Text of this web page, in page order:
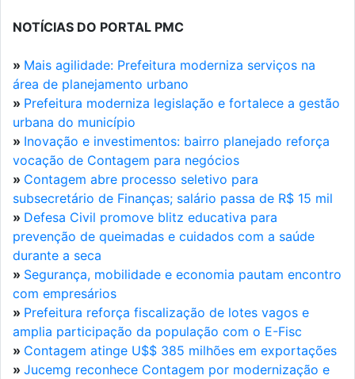
NOTÍCIAS DO PORTAL PMC
» Mais agilidade: Prefeitura moderniza serviços na
área de planejamento urbano
» Prefeitura moderniza legislação e fortalece a gestão
urbana do município
» Inovação e investimentos: bairro planejado reforça
vocação de Contagem para negócios
» Contagem abre processo seletivo para
subsecretário de Finanças; salário passa de R$ 15 mil
» Defesa Civil promove blitz educativa para
prevenção de queimadas e cuidados com a saúde
durante a seca
» Segurança, mobilidade e economia pautam encontro
com empresários
» Prefeitura reforça fiscalização de lotes vagos e
amplia participação da população com o E-Fisc
» Contagem atinge U$$ 385 milhões em exportações
» Jucemg reconhece Contagem por modernização e